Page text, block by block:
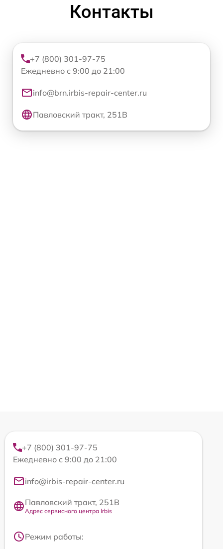
Контакты
+7 (800) 301-97-75
Ежедневно с 9:00 до 21:00
info@brn.irbis-repair-center.ru
Павловский тракт, 251В
+7 (800) 301-97-75
Ежедневно с 9:00 до 21:00
info@irbis-repair-center.ru
Павловский тракт, 251В
Адрес сервисного центра Irbis
Режим работы: